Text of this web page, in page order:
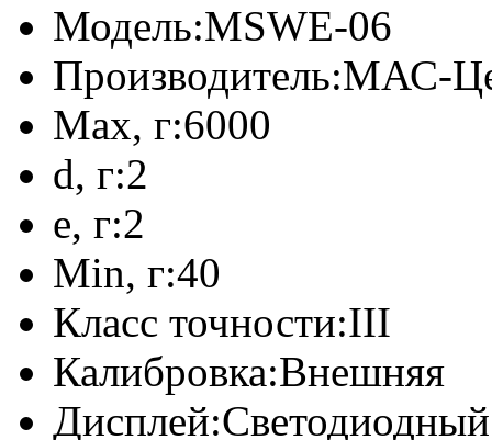
Модель:MSWE-06
Производитель:МАС-
Max, г:6000
d, г:2
e, г:2
Min, г:40
Класс точности:III
Калибровка:Внешняя
Дисплей:Светодиодный